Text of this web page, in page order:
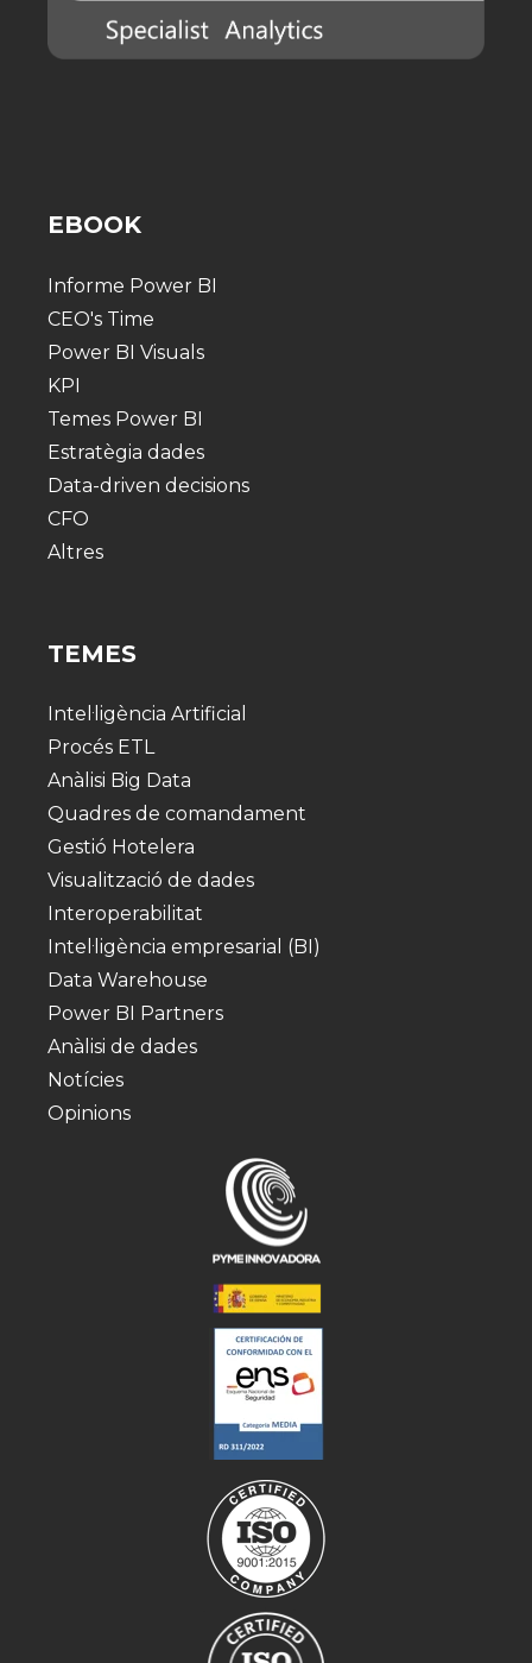
EBOOK
Informe Power BI
CEO's Time
Power BI Visuals
KPI
Temes Power BI
Estratègia dades
Data-driven decisions
CFO
Altres
TEMES
Intel·ligència Artificial
Procés ETL
Anàlisi Big Data
Quadres de comandament
Gestió Hotelera
Visualització de dades
Interoperabilitat
Intel·ligència empresarial (BI)
Data Warehouse
Power BI Partners
Anàlisi de dades
Notícies
Opinions